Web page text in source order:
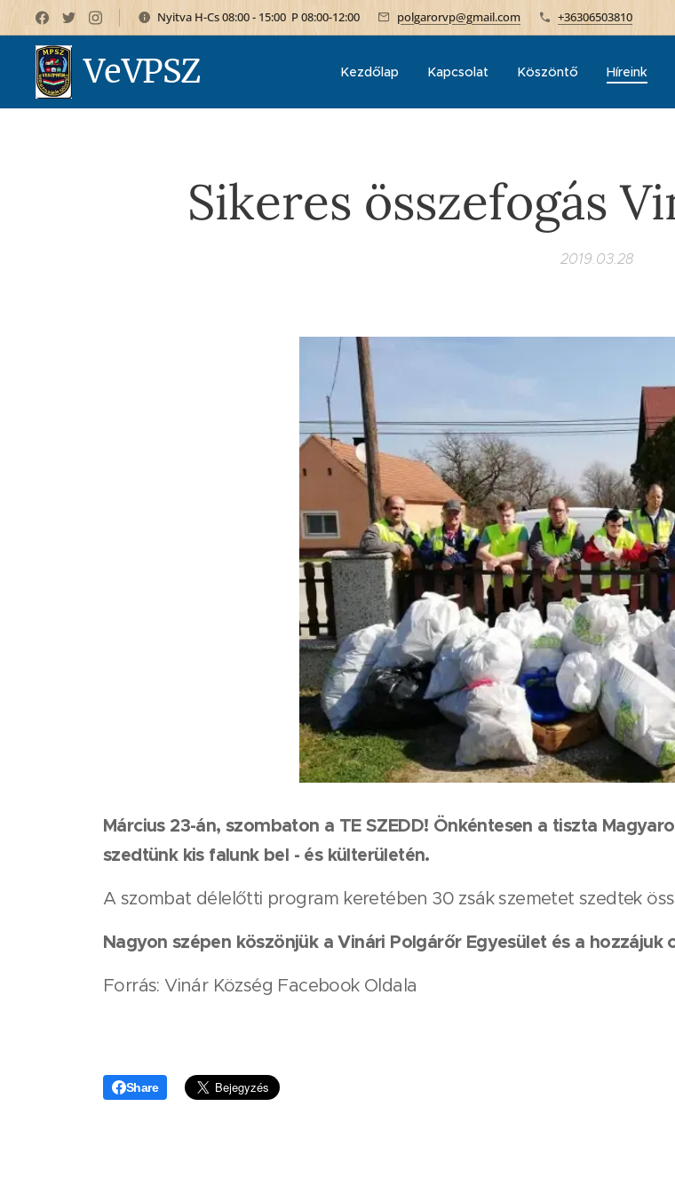
Nyitva H-Cs 08:00 - 15:00 P 08:00-12:00 polgarorvp@gmail.com +36306503810
VeVPSZ Kezdőlap Kapcsolat Köszöntő Híreink
Sikeres összefogás
2019.03.28
Március 23-án, szombaton a TE SZEDD! Önkéntesen a tiszta
szedtünk kis falunk bel - és külterületén.
A szombat délelőtti program keretében 30 zsák szemetet szedtek
Nagyon szépen köszönjük a Vinári Polgárőr Egyesület és a
Forrás: Vinár Község Facebook Oldala
Share